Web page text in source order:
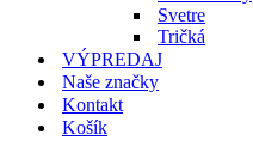
Svetre
Tričká
VÝPREDAJ
Naše značky
Kontakt
Košík